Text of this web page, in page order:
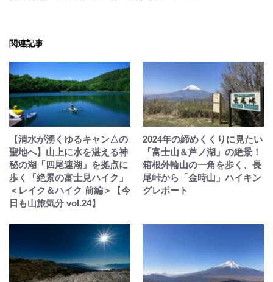
関連記事
【清水が湧くゆるキャン△の
聖地へ】山上に水を湛える神
秘の湖「四尾連湖」を拠点に
歩く「絶景の富士見ハイク」
＜レイク＆ハイク 前編＞【今
日も山旅気分 vol.24】
2024年の締めくくりに見たい
「富士山＆芦ノ湖」の絶景！
箱根外輪山の一角を歩く、長
尾峠から「金時山」ハイキン
グレポート